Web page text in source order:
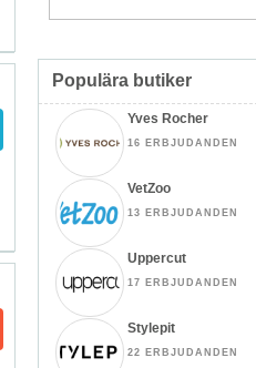
Populära butiker
Yves Rocher
16 ERBJUDANDEN
VetZoo
13 ERBJUDANDEN
Uppercut
17 ERBJUDANDEN
Stylepit
22 ERBJUDANDEN